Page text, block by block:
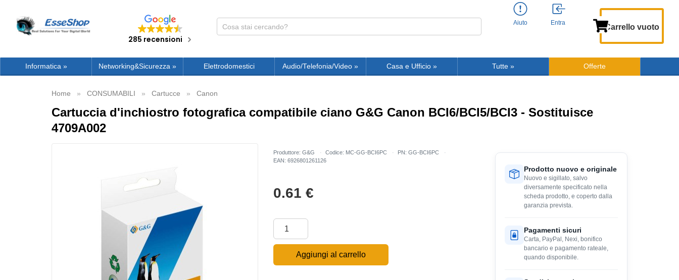
285 recensioni
Aiuto Entra Carrello vuoto
Informatica» Networking&Sicurezza » Elettrodomestici Audio/Telefonia/Video » Casa e Ufficio » Tutte » Offerte
Home CONSUMABILI Cartucce Canon
Cartuccia d'inchiostro fotografica compatibile ciano G&G Canon BCI6/BCI5/BCI3 - Sostituisce
4709A002
Produttore: G&G Codice: MC-GG-BCI6PC
PN: GG-BCI6PC
EAN: 6926801261126
0.61 €
Aggiungi al carrello
Prodotto nuovo e originale
Nuovo e sigillato, salvo
diversamente specificato nella
scheda prodotto, e coperto dalla
garanzia prevista.
Pagamenti sicuri
Carta, PayPal, Nexi, bonifico
bancario e pagamento rateale,
quando disponibile.